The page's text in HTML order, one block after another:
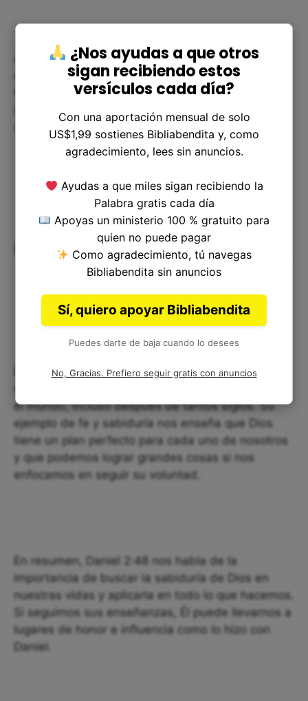
Además, este versículo nos muestra también
cómo Dios puede usar nuestras habilidades y
talentos para llevarnos a lugares de honor e
influencia, no solo para nuestro propio beneficio
sino para el bien de otras personas.
Reflexiones finales
Es impresionante ver cómo la historia de Daniel
el mundo, incluso después de tantos siglos. Su
ejemplo de fe y sabiduría nos enseña que Dios
tiene un plan perfecto para cada uno de nosotros
y que podemos lograr grandes cosas si nos
enfocamos en seguir su voluntad.
En resumen, Daniel 2:48 nos habla de la
importancia de buscar la sabiduría de Dios en
nuestras vidas y aplicarla en todo lo que hacemos.
Si seguimos sus enseñanzas, Él puede llevarnos a
lugares de honor e influencia como lo hizo con
Daniel.
¿Nos ayudas a que otros
sigan recibiendo estos
versículos cada día?
Con una aportación mensual de solo
US$1,99 sostienes Bibliabendita y, como
agradecimiento, lees sin anuncios.
Ayudas a que miles sigan recibiendo la
Palabra gratis cada día
Apoyas un ministerio 100 % gratuito para
quien no puede pagar
Como agradecimiento, tú navegas
Bibliabendita sin anuncios
Sí, quiero apoyar Bibliabendita
Puedes darte de baja cuando lo desees
No, Gracias. Prefiero seguir gratis con anuncios